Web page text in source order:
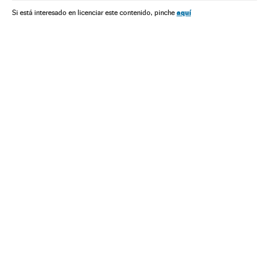
Si está interesado en licenciar este contenido, pinche aquí